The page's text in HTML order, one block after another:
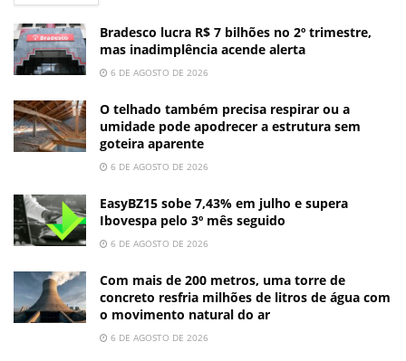
Bradesco lucra R$ 7 bilhões no 2º trimestre,
mas inadimplência acende alerta
6 DE AGOSTO DE 2026
O telhado também precisa respirar ou a
umidade pode apodrecer a estrutura sem
goteira aparente
6 DE AGOSTO DE 2026
EasyBZ15 sobe 7,43% em julho e supera
Ibovespa pelo 3º mês seguido
6 DE AGOSTO DE 2026
Com mais de 200 metros, uma torre de
concreto resfria milhões de litros de água com
o movimento natural do ar
6 DE AGOSTO DE 2026